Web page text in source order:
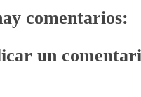
comentarios:
un